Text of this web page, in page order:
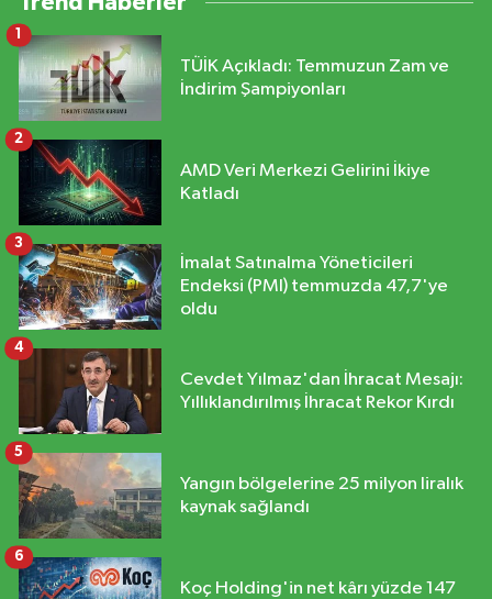
TÜİK Açıkladı: Temmuzun Zam ve
İndirim Şampiyonları
1
AMD Veri Merkezi Gelirini İkiye
Katladı
2
İmalat Satınalma Yöneticileri
Endeksi (PMI) temmuzda 47,7'ye
oldu
3
Cevdet Yılmaz'dan İhracat Mesajı:
Yıllıklandırılmış İhracat Rekor Kırdı
4
Yangın bölgelerine 25 milyon liralık
kaynak sağlandı
5
Koç Holding'in net kârı yüzde 147
6